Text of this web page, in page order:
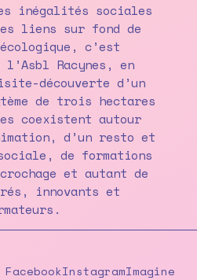
inégalités sociales
liens sur fond de
c’est
Racynes, en
découverte d’un
de trois hectares
coexistent autour
d’un resto et
de formations
et autant de
innovants et
FacebookInstagramImagine